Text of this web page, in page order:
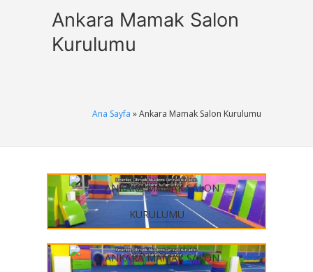
Ankara Mamak Salon
Kurulumu
Ana Sayfa » Ankara Mamak Salon Kurulumu